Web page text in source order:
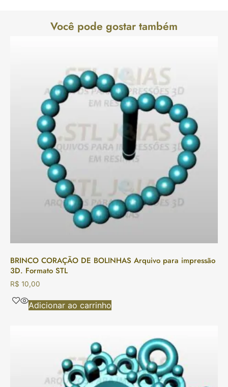
Você pode gostar também
BRINCO CORAÇÃO DE BOLINHAS Arquivo para impressão
3D. Formato STL
R$ 10,00
Adicionar ao carrinho